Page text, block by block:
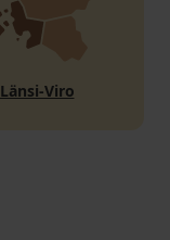
Länsi-Viro